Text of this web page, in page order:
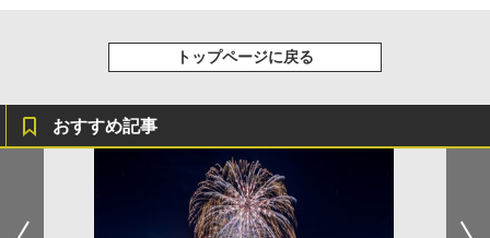
トップページに戻る
おすすめ記事